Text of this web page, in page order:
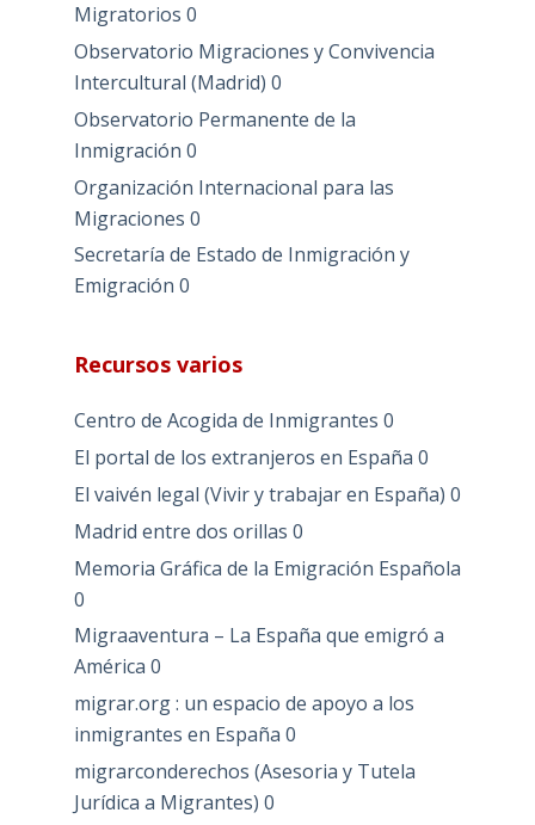
Migratorios 0
Observatorio Migraciones y Convivencia
Intercultural (Madrid) 0
Observatorio Permanente de la
Inmigración 0
Organización Internacional para las
Migraciones 0
Secretaría de Estado de Inmigración y
Emigración 0
Recursos varios
Centro de Acogida de Inmigrantes 0
El portal de los extranjeros en España 0
El vaivén legal (Vivir y trabajar en España) 0
Madrid entre dos orillas 0
Memoria Gráfica de la Emigración Española
0
Migraaventura – La España que emigró a
América 0
migrar.org : un espacio de apoyo a los
inmigrantes en España 0
migrarconderechos (Asesoria y Tutela
Jurídica a Migrantes) 0